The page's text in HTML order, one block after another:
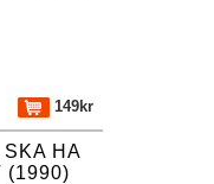
149kr
SKA HA
(1990)